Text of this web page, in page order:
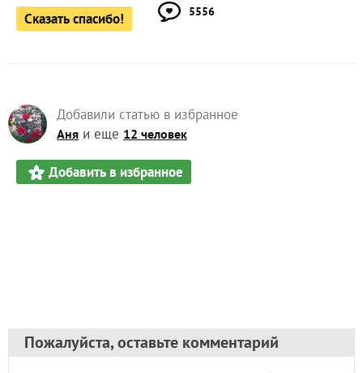
Сказать спасибо! 5556
Добавили статью в избранное
Аня и еще 12 человек
Добавить в избранное
Пожалуйста, оставьте комментарий